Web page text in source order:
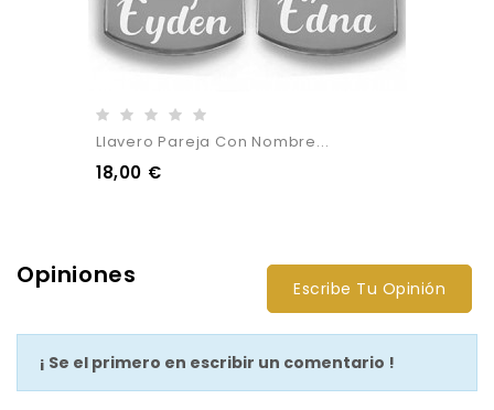
Llavero Pareja Con Nombre...
18,00 €
Opiniones Escribe Tu Opinión
¡ Se el primero en escribir un comentario !